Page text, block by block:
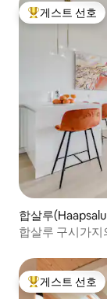
상위 게스트 선호
게스트 선호
합살루
합살루 구시가지
상위 게스트 선호
게스트 선호